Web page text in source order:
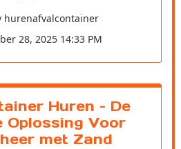
hurenafvalcontainer
28, 2025 14:33 PM
Huren – De
Oplossing Voor
met Zand